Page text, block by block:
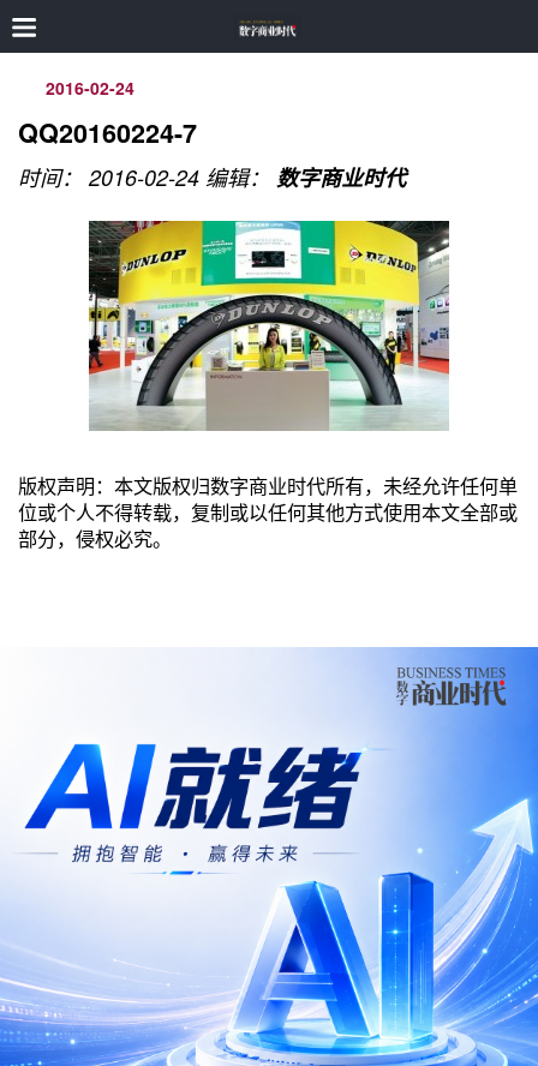
2016-02-24
QQ20160224-7
时间： 2016-02-24 编辑： 数字商业时代
版权声明：本文版权归数字商业时代所有，未经允许任何单
位或个人不得转载，复制或以任何其他方式使用本文全部或
部分，侵权必究。